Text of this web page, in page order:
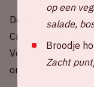
De reguliere
Cruijff ArenA start
Voor alle vragen
organisator MOJO.
op een
salade,
Broodje
Zacht